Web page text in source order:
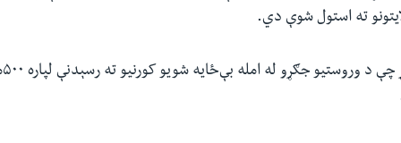
ته استول شوې دي.
خو